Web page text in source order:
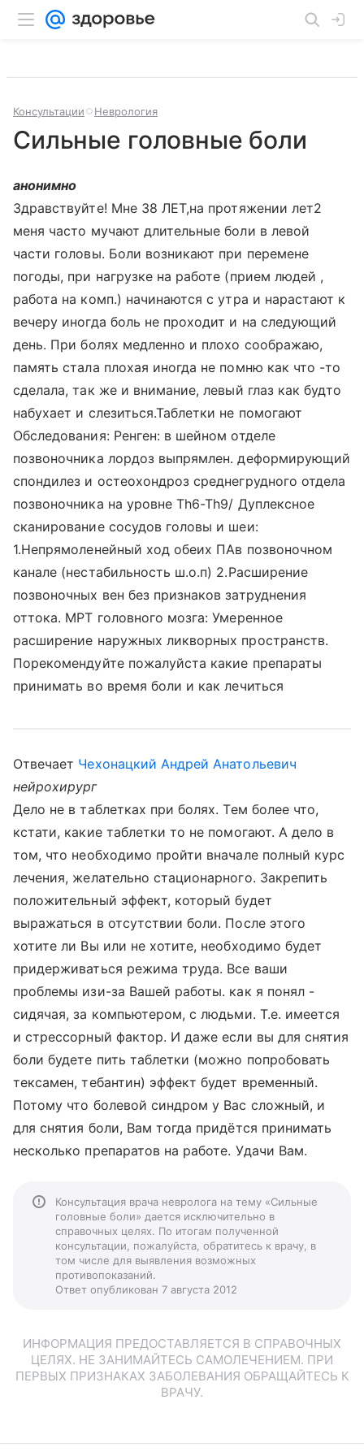
Консультации Неврология
Сильные головные боли
анонимно
Здравствуйте! Мне 38 ЛЕТ,на протяжении лет2
меня часто мучают длительные боли в левой
части головы. Боли возникают при перемене
погоды, при нагрузке на работе (прием людей ,
работа на комп.) начинаются с утра и нарастают к
вечеру иногда боль не проходит и на следующий
день. При болях медленно и плохо соображаю,
память стала плохая иногда не помню как что -то
сделала, так же и внимание, левый глаз как будто
набухает и слезиться.Таблетки не помогают
Обследования: Ренген: в шейном отделе
позвоночника лордоз выпрямлен. деформирующий
спондилез и остеохондроз среднегрудного отдела
позвоночника на уровне Th6-Th9/ Дуплексное
сканирование сосудов головы и шеи:
1.Непрямоленейный ход обеих ПАв позвоночном
канале (нестабильность ш.о.п) 2.Расширение
позвоночных вен без признаков затруднения
оттока. МРТ головного мозга: Умеренное
расширение наружных ликворных пространств.
Порекомендуйте пожалуйста какие препараты
принимать во время боли и как лечиться
Отвечает Чехонацкий Андрей Анатольевич
нейрохирург
Дело не в таблетках при болях. Тем более что,
кстати, какие таблетки то не помогают. А дело в
том, что необходимо пройти вначале полный курс
лечения, желательно стационарного. Закрепить
положительный эффект, который будет
выражаться в отсутствии боли. После этого
хотите ли Вы или не хотите, необходимо будет
придерживаться режима труда. Все ваши
проблемы изи-за Вашей работы. как я понял -
сидячая, за компьютером, с людьми. Т.е. имеется
и стрессорный фактор. И даже если вы для снятия
боли будете пить таблетки (можно попробовать
тексамен, тебантин) эффект будет временный.
Потому что болевой синдром у Вас сложный, и
для снятия боли, Вам тогда придётся принимать
несколько препаратов на работе. Удачи Вам.
Консультация врача невролога на тему «Сильные
головные боли» дается исключительно в
справочных целях. По итогам полученной
консультации, пожалуйста, обратитесь к врачу, в
том числе для выявления возможных
противопоказаний.
Ответ опубликован 7 августа 2012
ИНФОРМАЦИЯ ПРЕДОСТАВЛЯЕТСЯ В СПРАВОЧНЫХ
ЦЕЛЯХ. НЕ ЗАНИМАЙТЕСЬ САМОЛЕЧЕНИЕМ. ПРИ
ПЕРВЫХ ПРИЗНАКАХ ЗАБОЛЕВАНИЯ ОБРАЩАЙТЕСЬ К
ВРАЧУ.